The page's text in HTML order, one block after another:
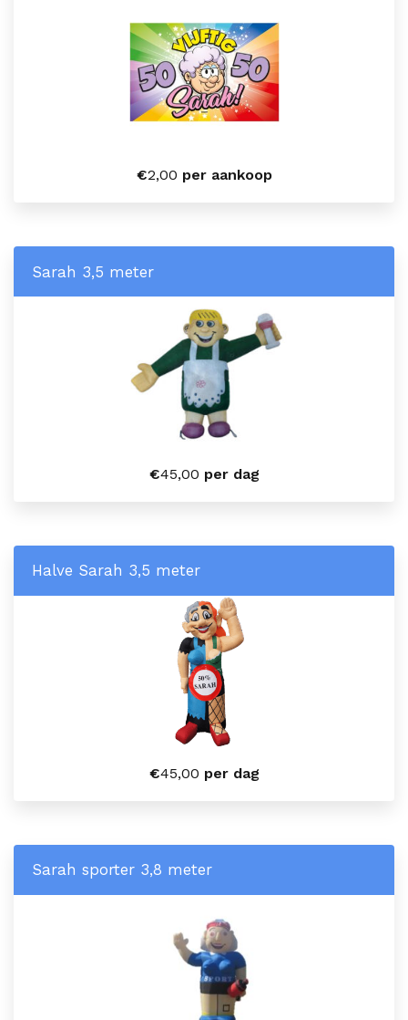
€2,00 per aankoop
Sarah 3,5 meter
€45,00 per dag
Halve Sarah 3,5 meter
€45,00 per dag
Sarah sporter 3,8 meter